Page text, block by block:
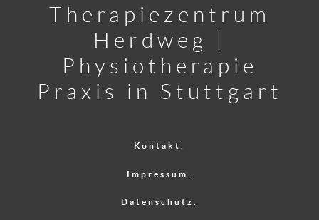
Therapiezentrum
Herdweg |
Physiotherapie
Praxis in Stuttgart
Kontakt.
Impressum.
Datenschutz.